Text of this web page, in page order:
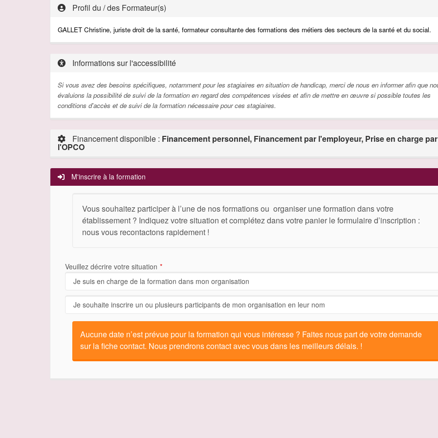
Profil du / des Formateur(s)
GALLET Christine, juriste droit de la santé, formateurconsultante des formations des métiers des secteurs de la santé et du social.
Informations sur l'accessibilité
Si vous avez des besoins spécifiques, notamment pour les stagiaires en situation de handicap, merci de nous en informer afin que
évaluions la possibilité de suivi de la formation en regard des compétences visées et afin de mettre en œuvre si possible toutes les
conditions d'accès et de suivi de la formation nécessaire pour ces stagiaires.
Financement disponible : Financement personnel, Financement par l'employeur, Prise en charge par
l'OPCO
M'inscrire à la formation
Vous souhaitez participer à l’une de nos formations ou organiser une formation dans votre
établissement ? Indiquez votre situation et complétez dans votre panier le formulaire d’inscription :
nous vous recontactons rapidement !
Veuillez décrire votre situation
Aucune date n’est prévue pour la formation qui vous intéresse ? Faites nous part de votre demande
sur la fiche contact. Nous prendrons contact avec vous dans les meilleurs délais. !